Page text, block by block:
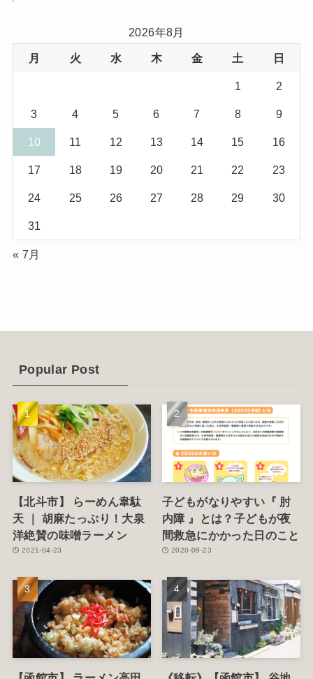
(3)
(10)
(2)
(4)
(5)
2026年8月
月 火 水 木 金 土 日
1 2
3 4 5 6 7 8 9
10 11 12 13 14 15 16
17 18 19 20 21 22 23
24 25 26 27 28 29 30
31
« 7月
Popular Post
【北斗市】 らーめん韋駄
天 ｜ 胡麻たっぷり！大泉
洋絶賛の味噌ラーメン
2021-04-23
子どもがなりやすい『 肘
内障 』とは？子どもが夜
間救急にかかった日のこと
2020-09-23